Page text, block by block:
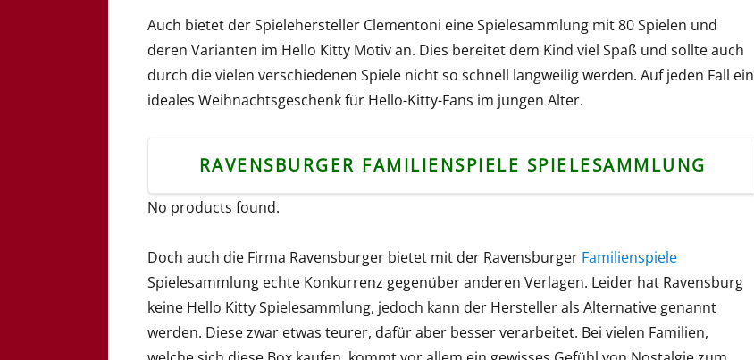
Auch bietet der Spielehersteller Clementoni eine Spielesammlung mit 80 Spielen und
deren Varianten im Hello Kitty Motiv an. Dies bereitet dem Kind viel Spaß und sollte auch
durch die vielen verschiedenen Spiele nicht so schnell langweilig werden. Auf jeden Fall ein
ideales Weihnachtsgeschenk für Hello-Kitty-Fans im jungen Alter.
RAVENSBURGER FAMILIENSPIELE SPIELESAMMLUNG
No products found.
Doch auch die Firma Ravensburger bietet mit der Ravensburger Familienspiele
Spielesammlung echte Konkurrenz gegenüber anderen Verlagen. Leider hat Ravensburg
keine Hello Kitty Spielesammlung, jedoch kann der Hersteller als Alternative genannt
werden. Diese zwar etwas teurer, dafür aber besser verarbeitet. Bei vielen Familien,